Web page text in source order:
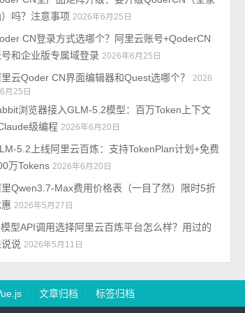
吗？注意事项 2026年6月25日
CN登录方式选哪个？阿里云账号+QoderCN
号和企业版专属域登录 2026年6月25日
里云Qoder CN界面编辑器和Quest选哪个？
2026
月25日
浏览器接入GLM-5.2模型：百万Token上下文
级编程 2026年6月20日
5.2上线阿里云百炼：支持TokenPlan计划+免费
万Tokens 2026年6月20日
里Qwen3.7-Max费用价格表（一目了然）限时5折
2026年5月27日
型API调用选择阿里云百炼平台怎么样？用过的
说 2026年5月11日
文章归档 标签归档